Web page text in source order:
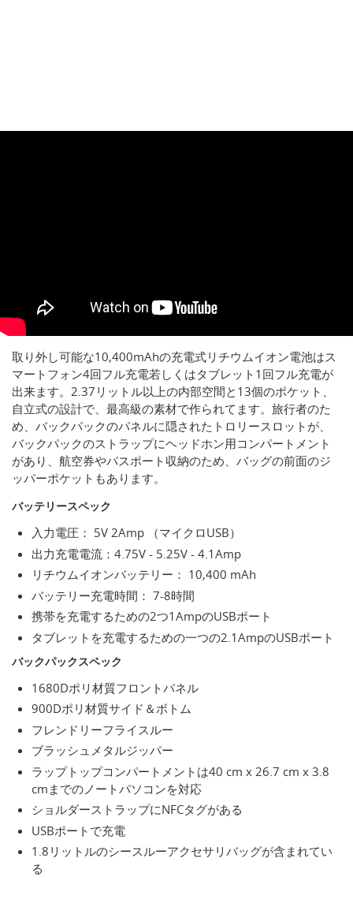
取り外し可能な10,400mAhの充電式リチウムイオン電池はス
マートフォン4回フル充電若しくはタブレット1回フル充電が
出来ます。2.37リットル以上の内部空間と13個のポケット、
自立式の設計で、最高級の素材で作られてます。旅行者のた
め、バックパックのパネルに隠されたトロリースロットが、
バックパックのストラップにヘッドホン用コンパートメント
があり、航空券やパスポート収納のため、バッグの前面のジ
ッパーポケットもあります。
バッテリースペック
入力電圧： 5V 2Amp （マイクロUSB）
出力充電電流：4.75V - 5.25V - 4.1Amp
リチウムイオンバッテリー： 10,400 mAh
バッテリー充電時間： 7-8時間
携帯を充電するための2つ1AmpのUSBポート
タブレットを充電するための一つの2.1AmpのUSBポート
バックパックスペック
1680Dポリ材質フロントパネル
900Dポリ材質サイド＆ボトム
フレンドリーフライスルー
ブラッシュメタルジッパー
ラップトップコンパートメントは40 cm x 26.7 cm x 3.8
cmまでのノートパソコンを対応
ショルダーストラップにNFCタグがある
USBポートで充電
1.8リットルのシースルーアクセサリバッグが含まれてい
る